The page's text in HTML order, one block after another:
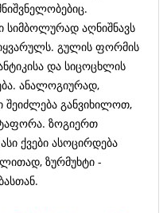
სიმბოლურად აღნიშნავს
გულის ფორმის
და სიცოცხლის
ანალოგიურად,
განვიხილოთ,
ზოგიერთ
ქვები ასოცირდება
ზურმუხტი -